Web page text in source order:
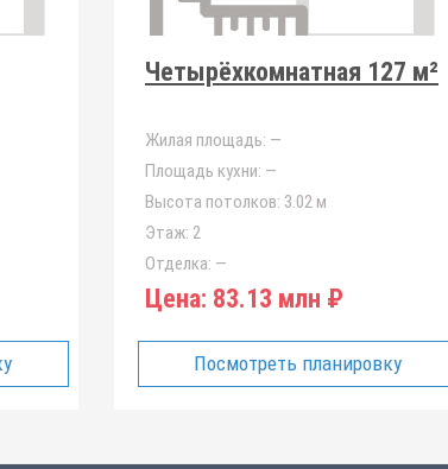
Четырёхкомнатная 127 м²
Жилая площадь: —
Площадь кухни: —
Высота потолков: 3.02 м
Этаж: 2
Отделка: —
Цена: 83.13 млн ₽
Посмотреть планировку